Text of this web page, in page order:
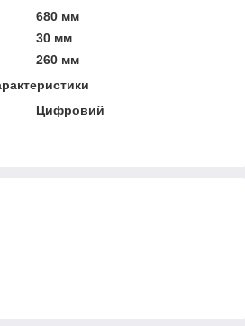
680 мм
30 мм
260 мм
Цифровий